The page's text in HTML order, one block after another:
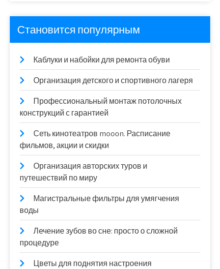
Становится популярным
Каблуки и набойки для ремонта обуви
Организация детского и спортивного лагеря
Профессиональный монтаж потолочных
конструкций с гарантией
Сеть кинотеатров mooon. Расписание
фильмов, акции и скидки
Организация авторских туров и
путешествий по миру
Магистральные фильтры для умягчения
воды
Лечение зубов во сне: просто о сложной
процедуре
Цветы для поднятия настроения